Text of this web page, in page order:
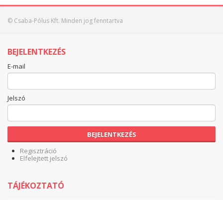
© Csaba-Pólus Kft. Minden jog fenntartva
BEJELENTKEZÉS
E-mail
Jelszó
BEJELENTKEZÉS
Regisztráció
Elfelejtett jelszó
TÁJÉKOZTATÓ